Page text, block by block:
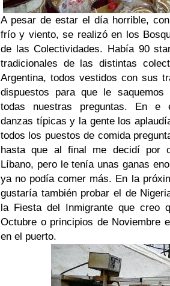
A pesar de estar el día horrible,
frío y viento, se realizó en los
de las Colectividades. Había 90
tradicionales de las distintas
Argentina, todos vestidos con sus
dispuestos para que le
todas nuestras preguntas. En e
danzas típicas y la gente los
todos los puestos de comida
hasta que al final me decidí por
Líbano, pero le tenía unas ganas
ya no podía comer más. En la
gustaría también probar el de
la Fiesta del Inmigrante que creo
Octubre o principios de Noviembre
en el puerto.